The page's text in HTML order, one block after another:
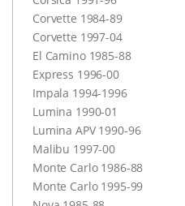
Corvette 1984-89
Corvette 1997-04
El Camino 1985-88
Express 1996-00
Impala 1994-1996
Lumina 1990-01
Lumina APV1990-96
Malibu 1997-00
Monte Carlo 1986-88
Monte Carlo 1995-99